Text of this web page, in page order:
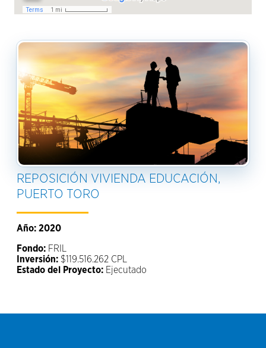
REPOSICIÓN VIVIENDA EDUCACIÓN,
PUERTO TORO
Año: 2020
Fondo: FRIL
Inversión: $119.516.262 CPL
Estado del Proyecto: Ejecutado